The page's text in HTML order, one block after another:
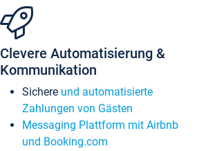
Clevere Automatisierung &
Kommunikation
Sichere und automatisierte
Zahlungen von Gästen
Messaging Plattform mit Airbnb
und Booking.com